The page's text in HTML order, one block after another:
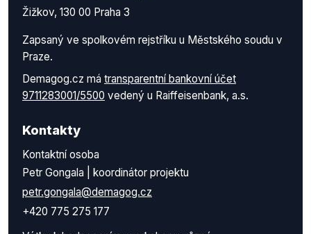
Žižkov, 130 00 Praha 3
Zapsaný ve spolkovém rejstříku u Městského soudu v
Praze.
Demagog.cz má transparentní bankovní účet
9711283001/5500 vedený u Raiffeisenbank, a.s.
Kontakty
Kontaktní osoba
Petr Gongala | koordinátor projektu
petr.gongala@demagog.cz
+420 775 275 177